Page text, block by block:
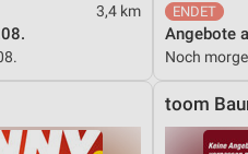
3,4 km
Angebote
Noch
toom